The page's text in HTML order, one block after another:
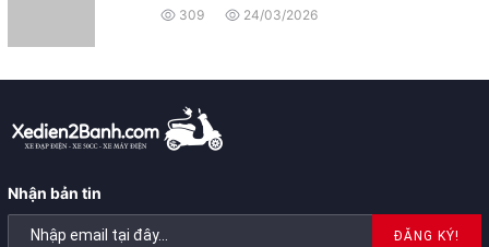
309 24/03/2026
Nhận bản tin
ĐĂNG KÝ!